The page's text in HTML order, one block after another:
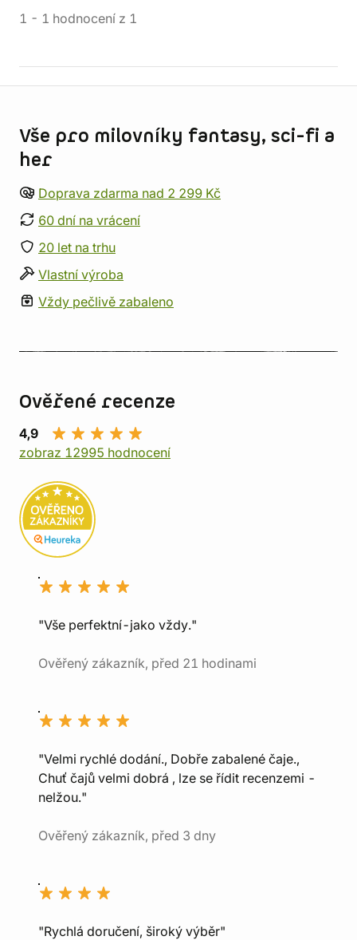
1 - 1 hodnocení z 1
Vše pro milovníky fantasy, sci-fi a
her
Doprava zdarma nad 2 299 Kč
60 dní na vrácení
20 let na trhu
Vlastní výroba
Vždy pečlivě zabaleno
Ověřené recenze
4,9
zobraz 12995 hodnocení
"Vše perfektní-jako vždy."
Ověřený zákazník, před 21 hodinami
"Velmi rychlé dodání., Dobře zabalené čaje.,
Chuť čajů velmi dobrá , lze se řídit recenzemi -
nelžou."
Ověřený zákazník, před 3 dny
"Rychlá doručení, široký výběr"